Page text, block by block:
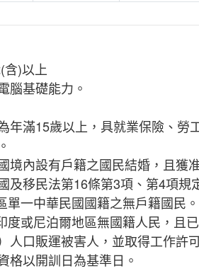
)以上
腦基礎能力。
年滿15歲以上，具就業保險、勞
境內設有戶籍之國民結婚，且
及移民法第16條第3項、第4項
單一中華民國國籍之無戶籍國民。
度或尼泊爾地區無國籍人民，且
人口販運被害人，並取得工作許
格以開訓日為基準日。